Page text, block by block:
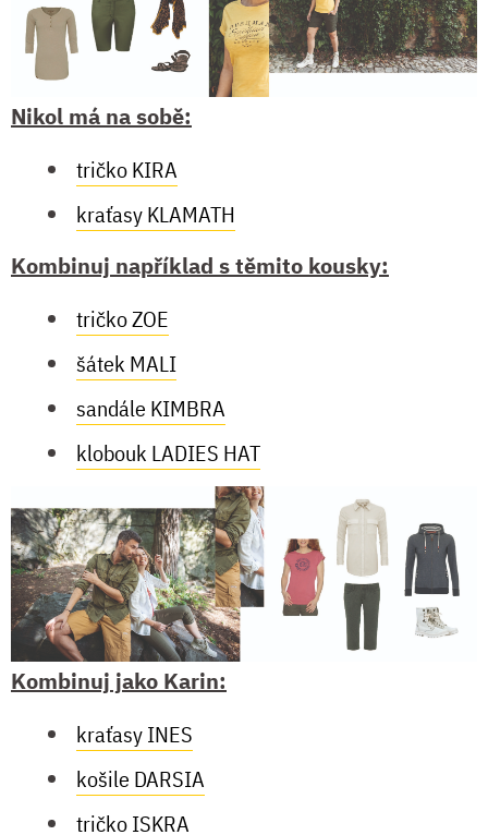
Nikol má na sobě:
tričko KIRA
kraťasy KLAMATH
Kombinuj například s těmito kousky:
tričko ZOE
šátek MALI
sandále KIMBRA
klobouk LADIES HAT
Kombinuj jako Karin:
kraťasy INES
košile DARSIA
tričko ISKRA